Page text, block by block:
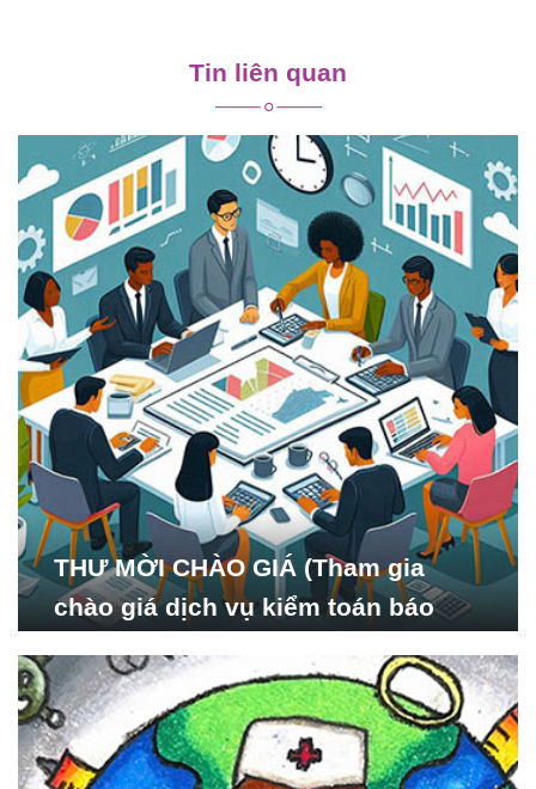
viết
Tin liên quan
THƯ MỜI CHÀO GIÁ (Tham gia
chào giá dịch vụ kiểm toán báo
Nghiên cứu Phát triển Xã
hội_ISDS)